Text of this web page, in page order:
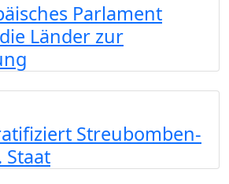
Parlament
Länder zur
Streubomben-
Staat